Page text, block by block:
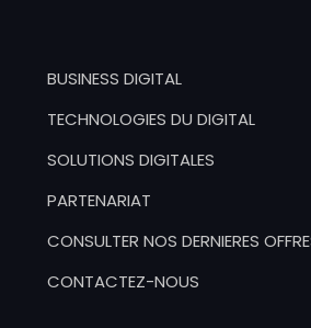
BUSINESS DIGITAL
TECHNOLOGIES DU DIGITAL
SOLUTIONS DIGITALES
PARTENARIAT
CONSULTER NOS DERNIERES
CONTACTEZ-NOUS